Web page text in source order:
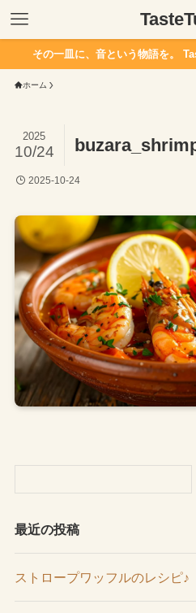
その一皿に、音という物語を。
ホーム
2025
10/24
2025-10-24
最近の投稿
ストロープワッフルのレシピ♪